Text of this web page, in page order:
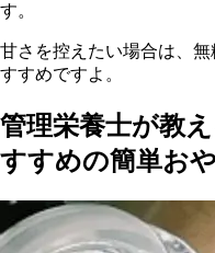
す。
甘さを控えたい場合は、
すすめですよ。
管理栄養士が教
すすめの簡単お